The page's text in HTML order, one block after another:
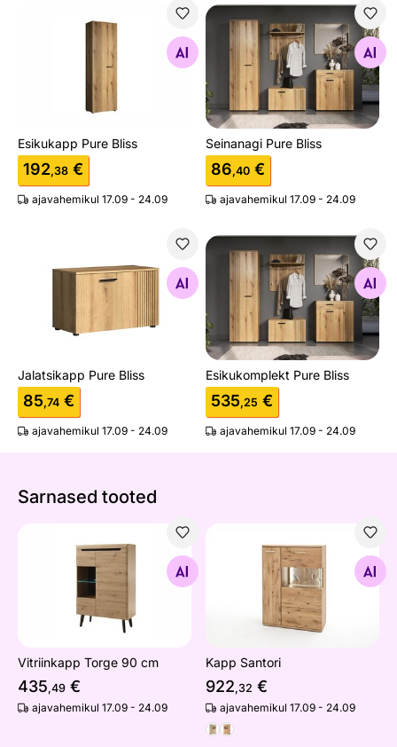
Esikukapp Pure Bliss
Otsi sarnaseid
Esikukapp Pure Bliss
192,38 €
ajavahemikul 17.09 - 24.09
Seinanagi Pure Bliss
Otsi sarnaseid
Seinanagi Pure Bliss
86,40 €
ajavahemikul 17.09 - 24.09
Jalatsikapp Pure Bliss
Otsi sarnaseid
Jalatsikapp Pure Bliss
85,74 €
ajavahemikul 17.09 - 24.09
Esikukomplekt Pure Bliss
Otsi sarnaseid
Esikukomplekt Pure Bliss
535,25 €
ajavahemikul 17.09 - 24.09
Sarnased tooted
Vitriinkapp Torge 90 cm
Otsi sarnaseid
Vitriinkapp Torge 90 cm
435,49 €
ajavahemikul 17.09 - 24.09
Kapp Santori
Otsi sarnaseid
Kapp Santori
922,32 €
ajavahemikul 17.09 - 24.09